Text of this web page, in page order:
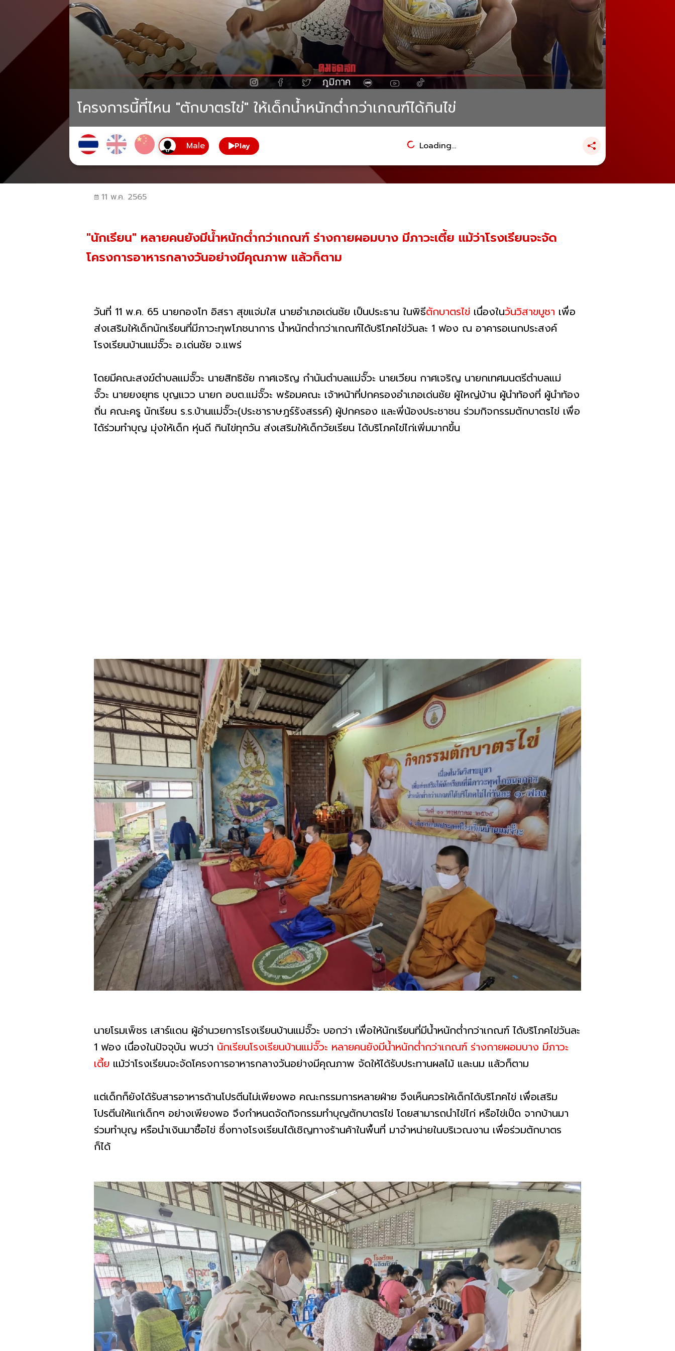
โครงการนี้ที่ไหน "ตักบาตรไข่" ให้เด็กน้ำหนักต่ำกว่าเกณฑ์ได้กินไข่
Play Loading...
11 พ.ค. 2565
"นักเรียน" หลายคนยังมีน้ำหนักต่ำกว่าเกณฑ์ ร่างกายผอมบาง มีภาวะเตี้ย แม้ว่าโรงเรียนจะจัด
โครงการอาหารกลางวันอย่างมีคุณภาพ แล้วก็ตาม
วันที่ 11 พ.ค. 65 นายกองโท อิสรา สุขแจ่มใส นายอำเภอเด่นชัย เป็นประธาน ในพิธีตักบาตรไข่ เนื่องในวันวิสาขบูชา เพื่อ
ส่งเสริมให้เด็กนักเรียนที่มีภาวะทุพโภชนาการ น้ำหนักต่ำกว่าเกณฑ์ได้บริโภคไข่วันละ 1 ฟอง ณ อาคารอเนกประสงค์
โรงเรียนบ้านแม่จั๊วะ อ.เด่นชัย จ.แพร่
โดยมีคณะสงฆ์ตำบลแม่จั๊วะ นายสิทธิชัย กาศเจริญ กำนันตำบลแม่จั๊วะ นายเวียน กาศเจริญ นายกเทศมนตรีตำบลแม่
จั๊วะ นายยงยุทธ บุญแวว นายก อบต.แม่จั๊วะ พร้อมคณะ เจ้าหน้าที่ปกครองอำเภอเด่นชัย ผู้ใหญ่บ้าน ผู้นำท้องที่ ผู้นำท้อง
ถิ่น คณะครู นักเรียน ร.ร.บ้านแม่จั๊วะ(ประชาราษฎร์รังสรรค์) ผู้ปกครอง และพี่น้องประชาชน ร่วมกิจกรรมตักบาตรไข่ เพื่อ
ได้ร่วมทำบุญ มุ่งให้เด็ก หุ่นดี กินไข่ทุกวัน ส่งเสริมให้เด็กวัยเรียน ได้บริโภคไข่ไก่เพิ่มมากขึ้น
นายโรมเพ็ชร เสาร์แดน ผู้อำนวยการโรงเรียนบ้านแม่จั๊วะ บอกว่า เพื่อให้นักเรียนที่มีน้ำหนักต่ำกว่าเกณฑ์ ได้บริโภคไข่วันละ
1 ฟอง เนื่องในปัจจุบัน พบว่า นักเรียนโรงเรียนบ้านแม่จั๊วะ หลายคนยังมีน้ำหนักต่ำกว่าเกณฑ์ ร่างกายผอมบาง มีภาวะ
เตี้ย แม้ว่าโรงเรียนจะจัดโครงการอาหารกลางวันอย่างมีคุณภาพ จัดให้ได้รับประทานผลไม้ และนม แล้วก็ตาม
แต่เด็กก็ยังได้รับสารอาหารด้านโปรตีนไม่เพียงพอ คณะกรรมการหลายฝ่าย จึงเห็นควรให้เด็กได้บริโภคไข่ เพื่อเสริม
โปรตีนให้แก่เด็กๆ อย่างเพียงพอ จึงกำหนดจัดกิจกรรมทำบุญตักบาตรไข่ โดยสามารถนำไข่ไก่ หรือไข่เป็ด จากบ้านมา
ร่วมทำบุญ หรือนำเงินมาซื้อไข่ ซึ่งทางโรงเรียนได้เชิญทางร้านค้าในพื้นที่ มาจำหน่ายในบริเวณงาน เพื่อร่วมตักบาตร
ก็ได้